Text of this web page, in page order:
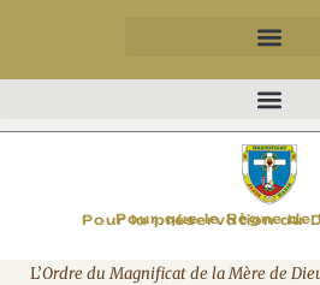
Pour la préservation du
Pour que le Règne de
L’Ordre du Magnificat de la Mère de